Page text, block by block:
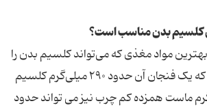
کلسیم بدن مناسب است؟
مواد مغذی که می‌تواند کلسیم بدن را
تامین کند شیر است که یک فنجان آن حدود ۲۹۰ میلی‌گرم کلسیم
علاوه بر این ۱۰ گرم ماست همزده کم چرب نیز می تواند حدود